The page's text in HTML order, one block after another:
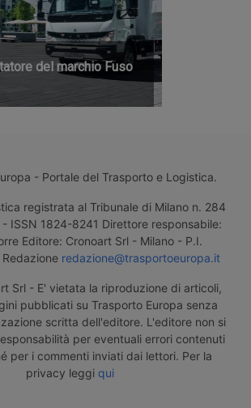
del marchio Fuso
- Portale del Trasporto e Logistica.
registrata al Tribunale di Milano n. 284
ISSN 1824-8241 Direttore responsabile:
Editore: Cronoart Srl - Milano - P.I.
redazione@trasportoeuropa.it
Srl - E' vietata la riproduzione di articoli,
pubblicati su Trasporto Europa senza
scritta dell'editore. L'editore non si
per eventuali errori contenuti
per i commenti inviati dai lettori. Per la
privacy leggi qui